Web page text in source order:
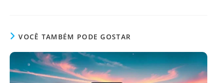
VOCÊ TAMBÉM PODE GOSTAR